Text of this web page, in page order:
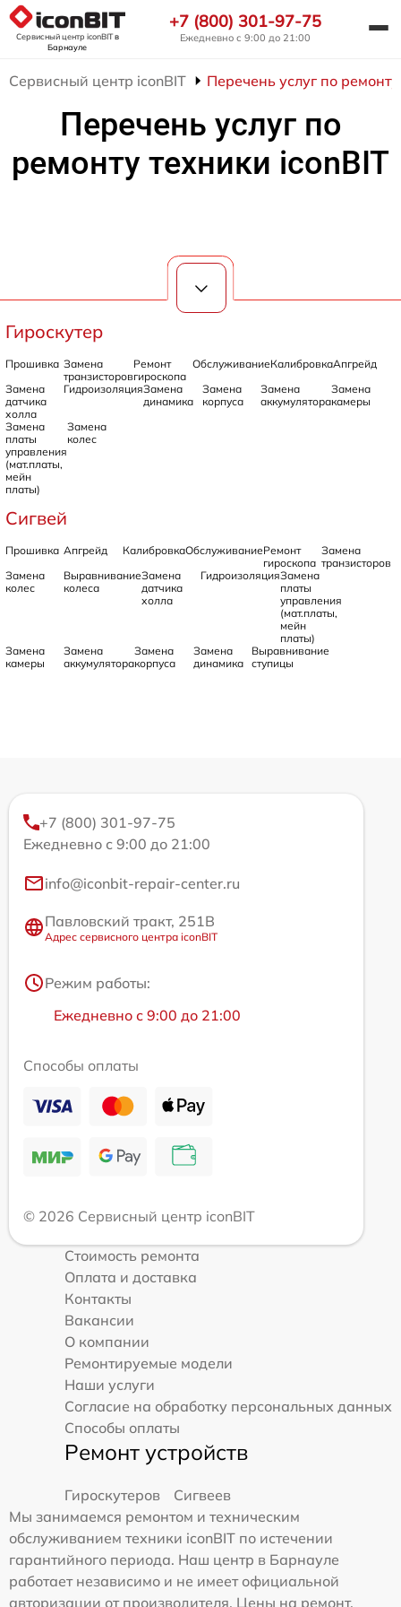
Сервисный центр iconBITв
Барнауле
+7 (800) 301-97-75
Ежедневно с 9:00 до 21:00
Сервисный центр iconBIT Перечень услуг по
Перечень услуг по
ремонту техники iconBIT
Гироскутер
Прошивка Замена
транзисторов
Ремонт
гироскопа
ОбслуживаниеКалибровкаАпгрейд
Замена
датчика
холла
ГидроизоляцияЗамена
динамика
Замена
корпуса
Замена
аккумулятора
Замена
камеры
Замена
платы
управления
(мат.платы,
мейн
платы)
Замена
колес
Сигвей
Прошивка Апгрейд КалибровкаОбслуживаниеРемонт
гироскопа
Замена
транзисторов
Замена
колес
Выравнивание
колеса
Замена
датчика
холла
ГидроизоляцияЗамена
платы
управления
(мат.платы,
мейн
платы)
Замена
камеры
Замена
аккумулятора
Замена
корпуса
Замена
динамика
Выравнивание
ступицы
+7 (800) 301-97-75
Ежедневно с 9:00 до 21:00
info@iconbit-repair-center.ru
Павловский тракт, 251В
Адрес сервисного центра iconBIT
Режим работы:
Ежедневно с 9:00 до 21:00
Способы оплаты
© 2026 Сервисный центр iconBIT
Стоимость ремонта
Оплата и доставка
Контакты
Вакансии
О компании
Ремонтируемые модели
Наши услуги
Согласие на обработку персональных данных
Способы оплаты
Ремонт устройств
Гироскутеров
Сигвеев
Мы занимаемся ремонтом и техническим
обслуживанием техники iconBIT по истечении
гарантийного периода. Наш центр в Барнауле
работает независимо и не имеет официальной
авторизации от производителя. Цены на ремонт,